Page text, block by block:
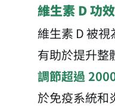
維生素 D 功
維生素 D 被視
有助於提升整
調節超過
於免疫系統和